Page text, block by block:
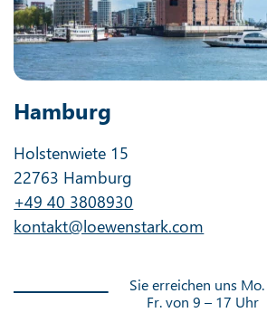
Hamburg
Holstenwiete 15
22763 Hamburg
+49 40 3808930
kontakt@loewenstark.com
Sie erreichen uns Mo.
Fr. von 9 – 17 Uhr